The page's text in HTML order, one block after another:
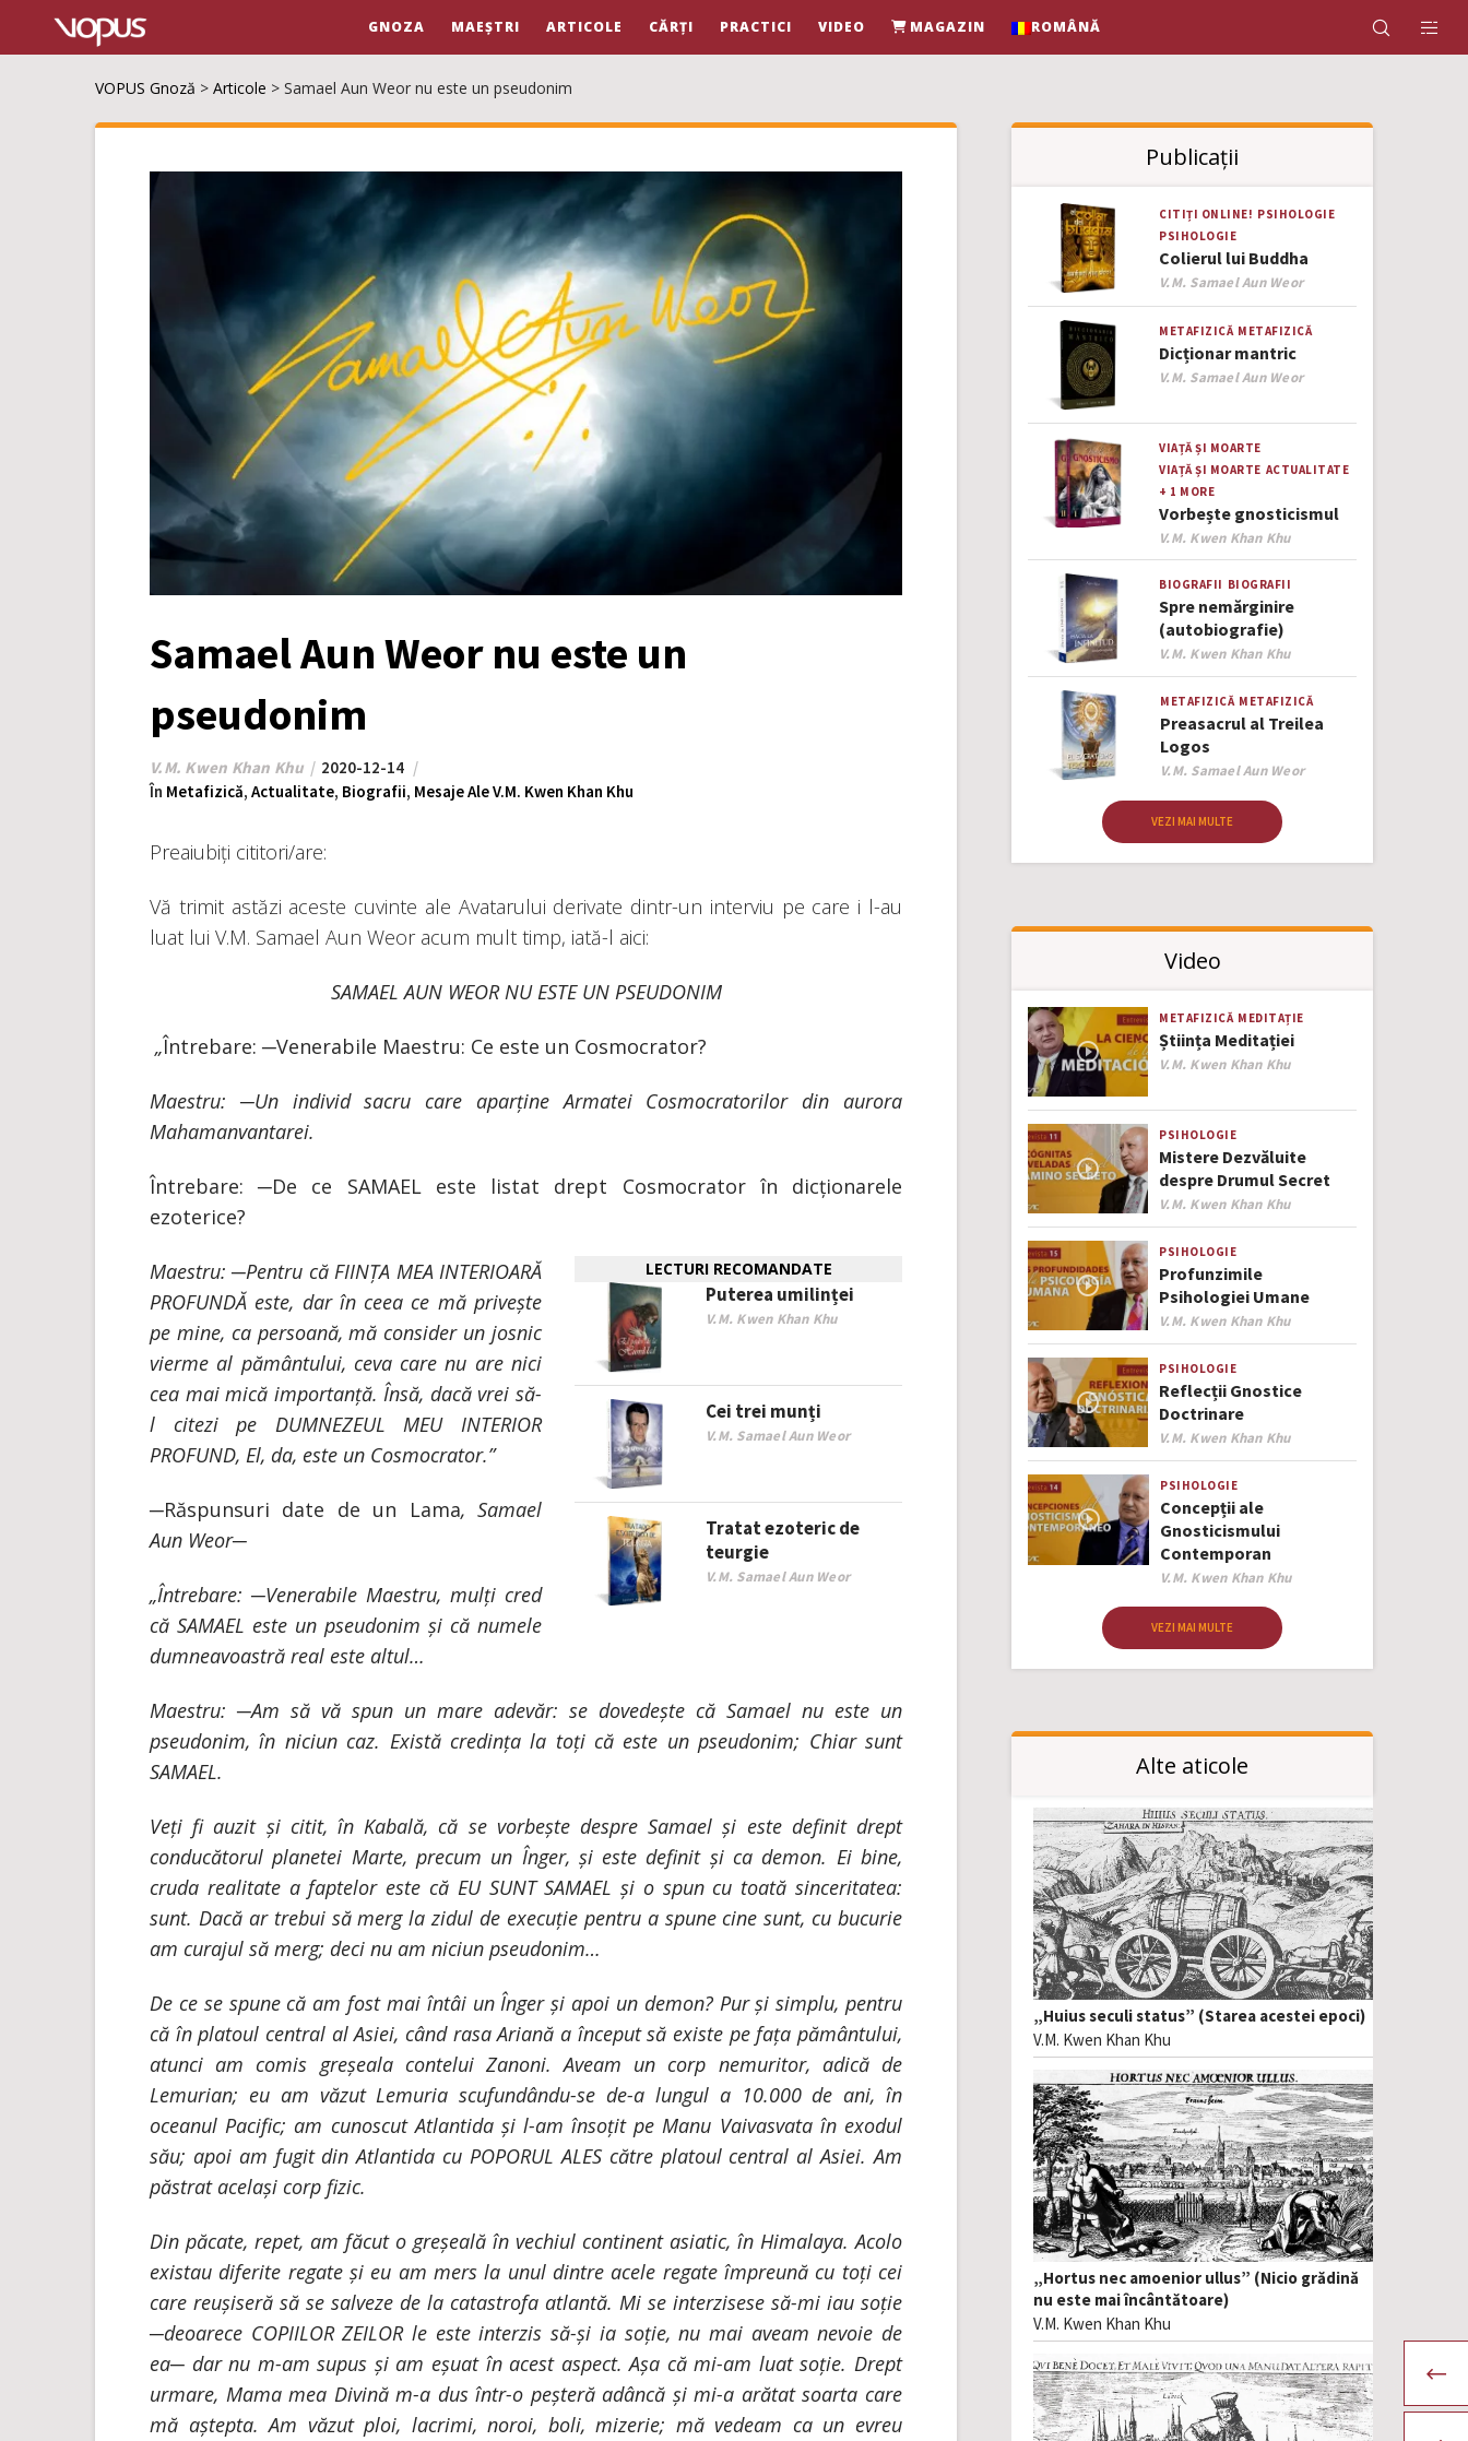
GNOZA MAEȘTRI ARTICOLE CĂRȚI PRACTICI VIDEO MAGAZIN ROMÂNĂ
VOPUS Gnoză > Articole > Samael Aun Weor nu este un pseudonim
Samael Aun Weor nu este un
pseudonim
V.M. Kwen Khan Khu
2020-12-14
În Metafizică, Actualitate, Biografii, Mesaje Ale V.M. Kwen Khan Khu
Preaiubiți cititori/are:
Vă trimit astăzi aceste cuvinte ale Avatarului derivate dintr-un interviu pe care i l-au
luat lui V.M. Samael Aun Weor acum mult timp, iată-l aici:
SAMAEL AUN WEOR NU ESTE UN PSEUDONIM
„Întrebare: ─Venerabile Maestru: Ce este un Cosmocrator?
Maestru: ─Un individ sacru care aparține Armatei Cosmocratorilor din aurora
Mahamanvantarei.
Întrebare: ─De ce SAMAEL este listat drept Cosmocrator în dicționarele
ezoterice?
LECTURI RECOMANDATE
Puterea umilinței
V.M. Kwen Khan Khu
Cei trei munți
V.M. Samael Aun Weor
Tratat ezoteric de
teurgie
V.M. Samael Aun Weor
Maestru: ─Pentru că FIINȚA MEA INTERIOARĂ
PROFUNDĂ este, dar în ceea ce mă privește
pe mine, ca persoană, mă consider un josnic
vierme al pământului, ceva care nu are nici
cea mai mică importanță. Însă, dacă vrei să-
l citezi pe DUMNEZEUL MEU INTERIOR
PROFUND, El, da, este un Cosmocrator.”
─Răspunsuri date de un Lama, Samael
Aun Weor─
„Întrebare: ─Venerabile Maestru, mulți cred
că SAMAEL este un pseudonim și că numele
dumneavoastră real este altul…
Maestru: ─Am să vă spun un mare adevăr: se dovedește că Samael nu este un
pseudonim, în niciun caz. Există credința la toți că este un pseudonim; Chiar sunt
SAMAEL.
Veți fi auzit și citit, în Kabală, că se vorbește despre Samael și este definit drept
conducătorul planetei Marte, precum un Înger, și este definit și ca demon. Ei bine,
cruda realitate a faptelor este că EU SUNT SAMAEL și o spun cu toată sinceritatea:
sunt. Dacă ar trebui să merg la zidul de execuție pentru a spune cine sunt, cu bucurie
am curajul să merg; deci nu am niciun pseudonim…
De ce se spune că am fost mai întâi un Înger și apoi un demon? Pur și simplu, pentru
că în platoul central al Asiei, când rasa Ariană a început să existe pe fața pământului,
atunci am comis greșeala contelui Zanoni. Aveam un corp nemuritor, adică de
Lemurian; eu am văzut Lemuria scufundându-se de-a lungul a 10.000 de ani, în
oceanul Pacific; am cunoscut Atlantida și l-am însoțit pe Manu Vaivasvata în exodul
său; apoi am fugit din Atlantida cu POPORUL ALES către platoul central al Asiei. Am
păstrat același corp fizic.
Din păcate, repet, am făcut o greșeală în vechiul continent asiatic, în Himalaya. Acolo
existau diferite regate și eu am mers la unul dintre acele regate împreună cu toți cei
care reușiseră să se salveze de la catastrofa atlantă. Mi se interzisese să-mi iau soție
─deoarece COPIILOR ZEILOR le este interzis să-și ia soție, nu mai aveam nevoie de
ea─ dar nu m-am supus și am eșuat în acest aspect. Așa că mi-am luat soție. Drept
urmare, Mama mea Divină m-a dus într-o peșteră adâncă și mi-a arătat soarta care
mă aștepta. Am văzut ploi, lacrimi, noroi, boli, mizerie; mă vedeam ca un evreu
Publicații
CITIȚI ONLINE! PSIHOLOGIE
PSIHOLOGIE
Colierul lui Buddha
Author
V.M. Samael Aun Weor
METAFIZICĂ METAFIZICĂ
Dicționar mantric
Author
V.M. Samael Aun Weor
VIAȚĂ ȘI MOARTE
VIAȚĂ ȘI MOARTE ACTUALITATE
+ 1 MORE
Vorbește gnosticismul
Author
V.M. Kwen Khan Khu
BIOGRAFII BIOGRAFII
Spre nemărginire
(autobiografie)
Author
V.M. Kwen Khan Khu
METAFIZICĂ METAFIZICĂ
Preasacrul al Treilea
Logos
Author
V.M. Samael Aun Weor
VEZI MAI MULTE
Video
METAFIZICĂ MEDITAȚIE
Știința Meditației
Author
V.M. Kwen Khan Khu
PSIHOLOGIE
Mistere Dezvăluite
despre Drumul Secret
Author
V.M. Kwen Khan Khu
PSIHOLOGIE
Profunzimile
Psihologiei Umane
Author
V.M. Kwen Khan Khu
PSIHOLOGIE
Reflecții Gnostice
Doctrinare
Author
V.M. Kwen Khan Khu
PSIHOLOGIE
Concepții ale
Gnosticismului
Contemporan
Author
V.M. Kwen Khan Khu
VEZI MAI MULTE
Alte aticole
„Huius seculi status” (Starea acestei epoci)
V.M. Kwen Khan Khu
„Hortus nec amoenior ullus” (Nicio grădină
nu este mai încântătoare)
V.M. Kwen Khan Khu